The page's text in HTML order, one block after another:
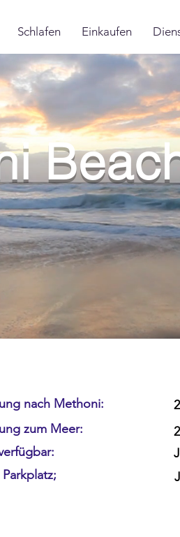
Schlafen Einkaufen
zum Meer:
nach Methoni: